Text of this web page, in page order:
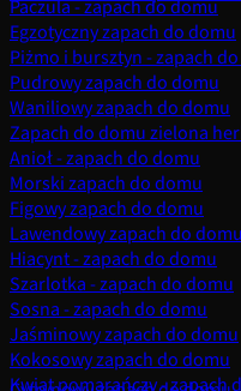
Paczula - zapach do domu
Egzotyczny zapach do domu
Piżmo i bursztyn - zapach
Pudrowy zapach do domu
Waniliowy zapach do domu
Zapach do domu zielona
Anioł - zapach do domu
Morski zapach do domu
Figowy zapach do domu
Lawendowy zapach do domu
Hiacynt - zapach do domu
Szarlotka - zapach do domu
Sosna - zapach do domu
Jaśminowy zapach do domu
Kokosowy zapach do domu
Kwiat pomarańczy - zapach